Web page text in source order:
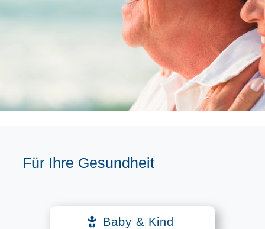
Für Ihre Gesundheit
Baby & Kind